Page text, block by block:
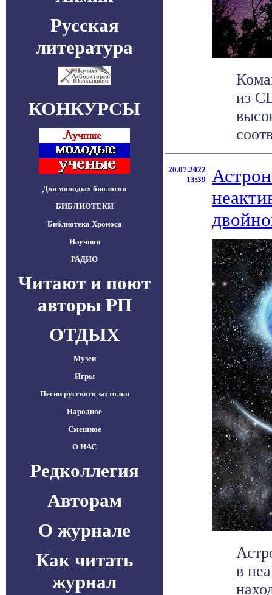
Русская
литература
КОНКУРСЫ
Для молодых биологов
БИБЛИОТЕКИ
Библиотека Хроноса
Научпоп
РАДИО
Читают и поют
авторы РП
ОТДЫХ
Музеи
Игры
Песни русского застолья
Народное
Смешное
О НАС
Редколлегия
Авторам
О журнале
Как читать
журнал
из
20.07.2022
13:39
в